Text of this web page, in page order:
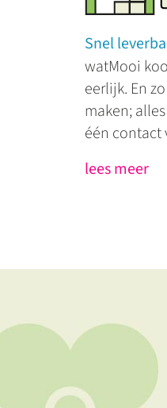
Snel
watMooi
eerlijk. En
maken;
één contact
lees meer